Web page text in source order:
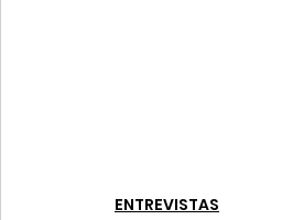
ENTREVISTAS